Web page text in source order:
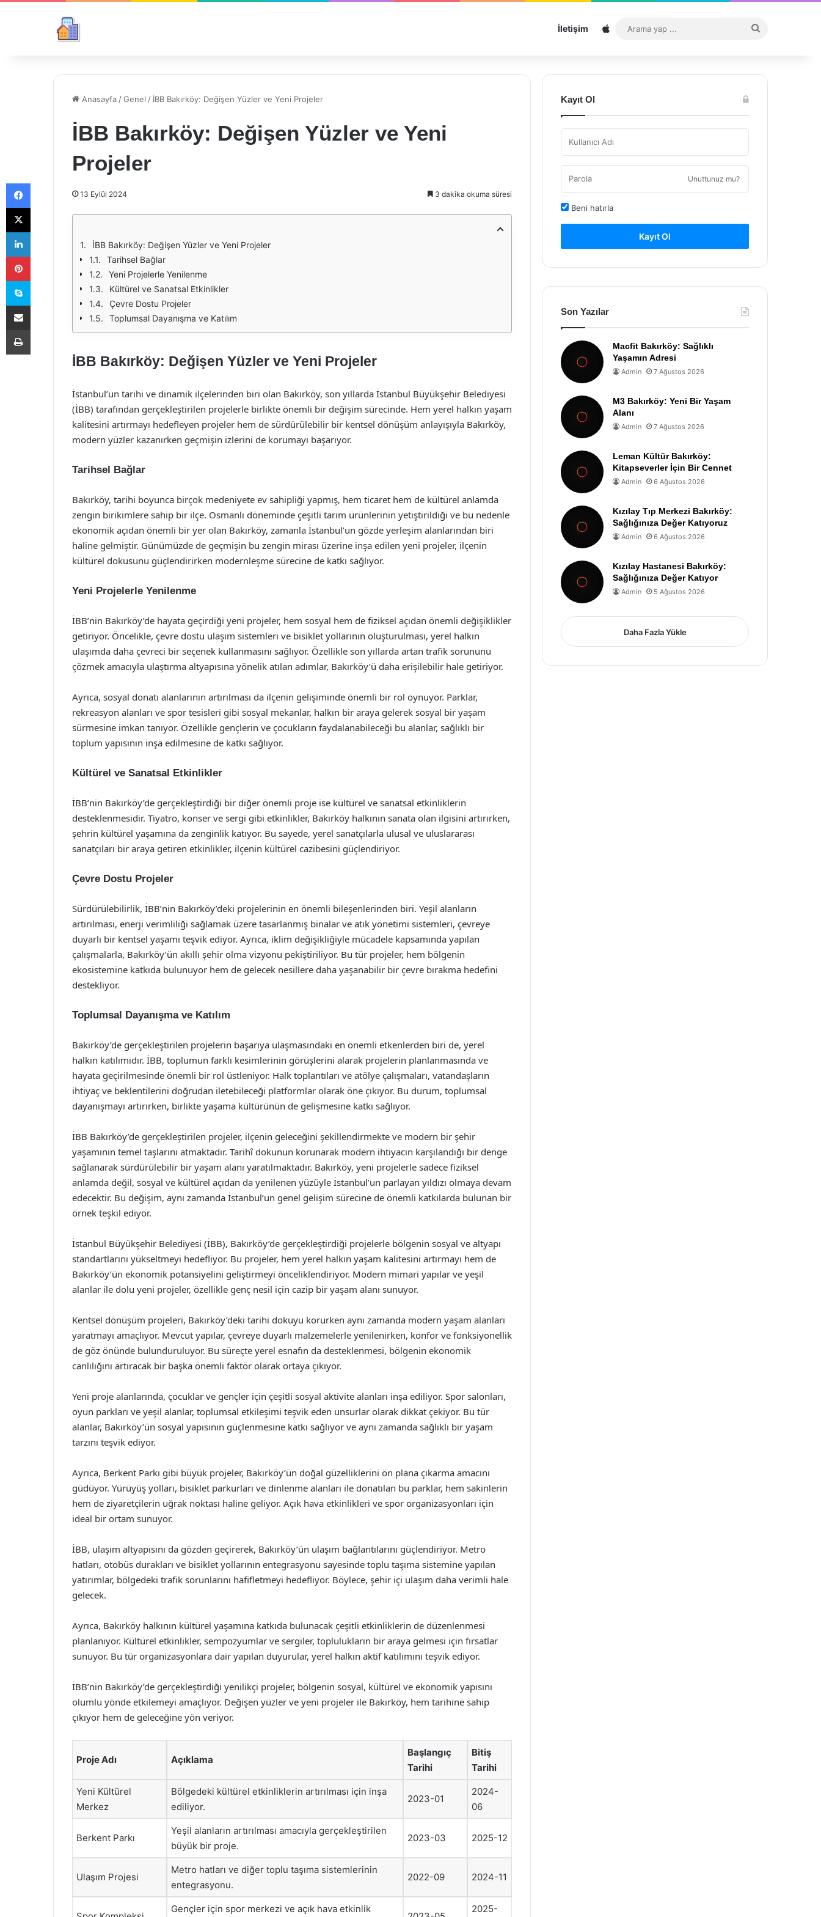
İletişim Sitemap
...
Anasayfa /Genel / İBB Bakırköy: Değişen Yüzler ve Yeni Projeler
İBB Bakırköy: Değişen Yüzler ve Yeni
Projeler
13 Eylül 2024 3 dakika okuma süresi
İBB Bakırköy: Değişen Yüzler ve Yeni Projeler
Tarihsel Bağlar
Yeni Projelerle Yenilenme
Kültürel ve Sanatsal Etkinlikler
Çevre Dostu Projeler
Toplumsal Dayanışma ve Katılım
İBB Bakırköy: Değişen Yüzler ve Yeni Projeler
İstanbul’un tarihi ve dinamik ilçelerinden biri olan Bakırköy, son yıllarda İstanbul Büyükşehir Belediyesi
(İBB) tarafından gerçekleştirilen projelerle birlikte önemli bir değişim sürecinde. Hem yerel halkın yaşam
kalitesini artırmayı hedefleyen projeler hem de sürdürülebilir bir kentsel dönüşüm anlayışıyla Bakırköy,
modern yüzler kazanırken geçmişin izlerini de korumayı başarıyor.
Tarihsel Bağlar
Bakırköy, tarihi boyunca birçok medeniyete ev sahipliği yapmış, hem ticaret hem de kültürel anlamda
zengin birikimlere sahip bir ilçe. Osmanlı döneminde çeşitli tarım ürünlerinin yetiştirildiği ve bu nedenle
ekonomik açıdan önemli bir yer olan Bakırköy, zamanla İstanbul’un gözde yerleşim alanlarından biri
haline gelmiştir. Günümüzde de geçmişin bu zengin mirası üzerine inşa edilen yeni projeler, ilçenin
kültürel dokusunu güçlendirirken modernleşme sürecine de katkı sağlıyor.
Yeni Projelerle Yenilenme
İBB’nin Bakırköy’de hayata geçirdiği yeni projeler, hem sosyal hem de fiziksel açıdan önemli değişiklikler
getiriyor. Öncelikle, çevre dostu ulaşım sistemleri ve bisiklet yollarının oluşturulması, yerel halkın
ulaşımda daha çevreci bir seçenek kullanmasını sağlıyor. Özellikle son yıllarda artan trafik sorununu
çözmek amacıyla ulaştırma altyapısına yönelik atılan adımlar, Bakırköy’ü daha erişilebilir hale getiriyor.
Ayrıca, sosyal donatı alanlarının artırılması da ilçenin gelişiminde önemli bir rol oynuyor. Parklar,
rekreasyon alanları ve spor tesisleri gibi sosyal mekanlar, halkın bir araya gelerek sosyal bir yaşam
sürmesine imkan tanıyor. Özellikle gençlerin ve çocukların faydalanabileceği bu alanlar, sağlıklı bir
toplum yapısının inşa edilmesine de katkı sağlıyor.
Kültürel ve Sanatsal Etkinlikler
İBB’nin Bakırköy’de gerçekleştirdiği bir diğer önemli proje ise kültürel ve sanatsal etkinliklerin
desteklenmesidir. Tiyatro, konser ve sergi gibi etkinlikler, Bakırköy halkının sanata olan ilgisini artırırken,
şehrin kültürel yaşamına da zenginlik katıyor. Bu sayede, yerel sanatçılarla ulusal ve uluslararası
sanatçıları bir araya getiren etkinlikler, ilçenin kültürel cazibesini güçlendiriyor.
Çevre Dostu Projeler
Sürdürülebilirlik, İBB’nin Bakırköy’deki projelerinin en önemli bileşenlerinden biri. Yeşil alanların
artırılması, enerji verimliliği sağlamak üzere tasarlanmış binalar ve atık yönetimi sistemleri, çevreye
duyarlı bir kentsel yaşamı teşvik ediyor. Ayrıca, iklim değişikliğiyle mücadele kapsamında yapılan
çalışmalarla, Bakırköy’ün akıllı şehir olma vizyonu pekiştiriliyor. Bu tür projeler, hem bölgenin
ekosistemine katkıda bulunuyor hem de gelecek nesillere daha yaşanabilir bir çevre bırakma hedefini
destekliyor.
Toplumsal Dayanışma ve Katılım
Bakırköy’de gerçekleştirilen projelerin başarıya ulaşmasındaki en önemli etkenlerden biri de, yerel
halkın katılımıdır. İBB, toplumun farklı kesimlerinin görüşlerini alarak projelerin planlanmasında ve
hayata geçirilmesinde önemli bir rol üstleniyor. Halk toplantıları ve atölye çalışmaları, vatandaşların
ihtiyaç ve beklentilerini doğrudan iletebileceği platformlar olarak öne çıkıyor. Bu durum, toplumsal
dayanışmayı artırırken, birlikte yaşama kültürünün de gelişmesine katkı sağlıyor.
İBB Bakırköy’de gerçekleştirilen projeler, ilçenin geleceğini şekillendirmekte ve modern bir şehir
yaşamının temel taşlarını atmaktadır. Tarihî dokunun korunarak modern ihtiyacın karşılandığı bir denge
sağlanarak sürdürülebilir bir yaşam alanı yaratılmaktadır. Bakırköy, yeni projelerle sadece fiziksel
anlamda değil, sosyal ve kültürel açıdan da yenilenen yüzüyle İstanbul’un parlayan yıldızı olmaya devam
edecektir. Bu değişim, aynı zamanda İstanbul’un genel gelişim sürecine de önemli katkılarda bulunan bir
örnek teşkil ediyor.
İstanbul Büyükşehir Belediyesi (İBB), Bakırköy’de gerçekleştirdiği projelerle bölgenin sosyal ve altyapı
standartlarını yükseltmeyi hedefliyor. Bu projeler, hem yerel halkın yaşam kalitesini artırmayı hem de
Bakırköy’ün ekonomik potansiyelini geliştirmeyi önceliklendiriyor. Modern mimari yapılar ve yeşil
alanlar ile dolu yeni projeler, özellikle genç nesil için cazip bir yaşam alanı sunuyor.
Kentsel dönüşüm projeleri, Bakırköy’deki tarihi dokuyu korurken aynı zamanda modern yaşam alanları
yaratmayı amaçlıyor. Mevcut yapılar, çevreye duyarlı malzemelerle yenilenirken, konfor ve fonksiyonellik
de göz önünde bulunduruluyor. Bu süreçte yerel esnafın da desteklenmesi, bölgenin ekonomik
canlılığını artıracak bir başka önemli faktör olarak ortaya çıkıyor.
Yeni proje alanlarında, çocuklar ve gençler için çeşitli sosyal aktivite alanları inşa ediliyor. Spor salonları,
oyun parkları ve yeşil alanlar, toplumsal etkileşimi teşvik eden unsurlar olarak dikkat çekiyor. Bu tür
alanlar, Bakırköy’ün sosyal yapısının güçlenmesine katkı sağlıyor ve aynı zamanda sağlıklı bir yaşam
tarzını teşvik ediyor.
Ayrıca, Berkent Parkı gibi büyük projeler, Bakırköy’ün doğal güzelliklerini ön plana çıkarma amacını
güdüyor. Yürüyüş yolları, bisiklet parkurları ve dinlenme alanları ile donatılan bu parklar, hem sakinlerin
hem de ziyaretçilerin uğrak noktası haline geliyor. Açık hava etkinlikleri ve spor organizasyonları için
ideal bir ortam sunuyor.
İBB, ulaşım altyapısını da gözden geçirerek, Bakırköy’ün ulaşım bağlantılarını güçlendiriyor. Metro
hatları, otobüs durakları ve bisiklet yollarının entegrasyonu sayesinde toplu taşıma sistemine yapılan
yatırımlar, bölgedeki trafik sorunlarını hafifletmeyi hedefliyor. Böylece, şehir içi ulaşım daha verimli hale
gelecek.
Ayrıca, Bakırköy halkının kültürel yaşamına katkıda bulunacak çeşitli etkinliklerin de düzenlenmesi
planlanıyor. Kültürel etkinlikler, sempozyumlar ve sergiler, toplulukların bir araya gelmesi için fırsatlar
sunuyor. Bu tür organizasyonlara dair yapılan duyurular, yerel halkın aktif katılımını teşvik ediyor.
İBB’nin Bakırköy’de gerçekleştirdiği yenilikçi projeler, bölgenin sosyal, kültürel ve ekonomik yapısını
olumlu yönde etkilemeyi amaçlıyor. Değişen yüzler ve yeni projeler ile Bakırköy, hem tarihine sahip
çıkıyor hem de geleceğine yön veriyor.
Proje Adı Açıklama
Başlangıç
Tarihi
Bitiş
Tarihi
Yeni Kültürel
Merkez
Bölgedeki kültürel etkinliklerin artırılması için inşa
ediliyor.
2023-01
2024-
06
Berkent Parkı
Yeşil alanların artırılması amacıyla gerçekleştirilen
büyük bir proje.
2023-03 2025-12
Ulaşım Projesi
Metro hatları ve diğer toplu taşıma sistemlerinin
entegrasyonu.
2022-09 2024-11
Gençler için spor merkezi ve açık hava etkinlik 2025-
Kayıt Ol
Unuttunuz mu?
Beni hatırla
Kayıt Ol
Son Yazılar
Macfit Bakırköy: Sağlıklı
Yaşamın Adresi
Admin 7 Ağustos 2026
M3 Bakırköy: Yeni Bir Yaşam
Alanı
Admin 7 Ağustos 2026
Leman Kültür Bakırköy:
Kitapseverler İçin Bir Cennet
Admin 6 Ağustos 2026
Kızılay Tıp Merkezi Bakırköy:
Sağlığınıza Değer Katıyoruz
Admin 6 Ağustos 2026
Kızılay Hastanesi Bakırköy:
Sağlığınıza Değer Katıyor
Admin 5 Ağustos 2026
Daha Fazla Yükle
Facebook
X
LinkedIn
Pinterest
Skype
E-Posta ile paylaş